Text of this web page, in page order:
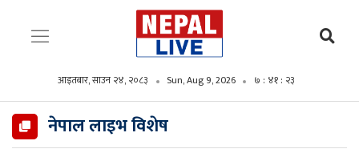
आइतबार, साउन २४, २०८३ Sun, Aug 9, 2026 ७ : ४१ : २५
नेपाल लाइभ विशेष